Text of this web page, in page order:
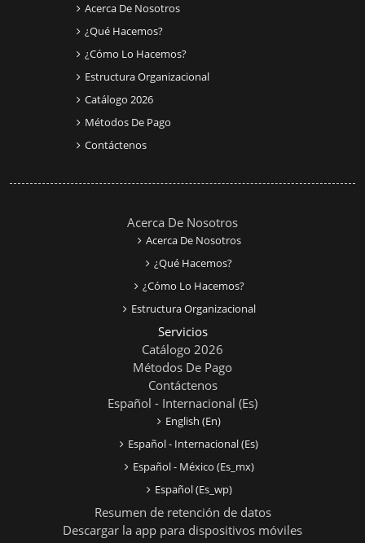
Acerca De Nosotros
¿Qué Hacemos?
¿Cómo Lo Hacemos?
Estructura Organizacional
Catálogo 2026
Métodos De Pago
Contáctenos
Acerca De Nosotros
Acerca De Nosotros
¿Qué Hacemos?
¿Cómo Lo Hacemos?
Estructura Organizacional
Servicios
Catálogo 2026
Métodos De Pago
Contáctenos
Español - Internacional ‎(es)‎
English ‎(en)‎
Español - Internacional ‎(es)‎
Español - México ‎(es_mx)‎
Español ‎(es_wp)‎
Resumen de retención de datos
Descargar la app para dispositivos móviles